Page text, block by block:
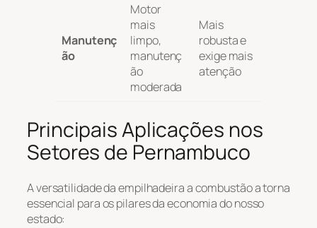
Manutenç
ão
Motor
mais
limpo,
manutenç
ão
moderada
Mais
robusta e
exige mais
atenção
Principais Aplicações nos
Setores de Pernambuco
A versatilidade da empilhadeira a combustão a torna
essencial para os pilares da economia do nosso
estado: